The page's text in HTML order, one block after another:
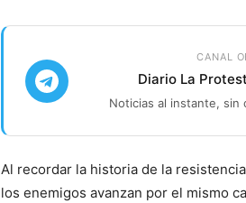
CANAL
Diario La
Noticias al instante, sin
Al recordar la historia de la
los enemigos avanzan por el mismo